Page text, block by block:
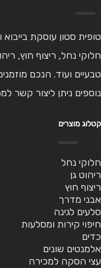
טופית סטון עוסקת בייבוא
חלוקי נחל, ריצוף חוץ,
טבעיים ועוד. הנכם
נוספים ניתן ליצור קשר
קטלוג מוצרים
חלוקי נחל
ריהוט גן
ריצוף חוץ
אבני מדרך
סלעים לגינה
חיפוי קירות ומסלעות
כדים
אלמנטים שונים
עצי הסקה למכירה